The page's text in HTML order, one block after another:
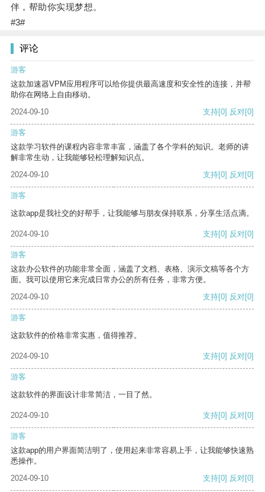
伴，帮助你实现梦想。
#3#
评论
游客
这款加速器VPM应用程序可以给你提供最高速度和安全性的连接，并帮
助你在网络上自由移动。
2024-09-10
支持[0] 反对[0]
游客
这款学习软件的课程内容非常丰富，涵盖了各个学科的知识。老师的讲
解非常生动，让我能够轻松理解知识点。
2024-09-10
支持[0] 反对[0]
游客
这款app是我社交的好帮手，让我能够与朋友保持联系，分享生活点滴。
2024-09-10 支持[0] 反对[0]
游客
这款办公软件的功能非常全面，涵盖了文档、表格、演示文稿等各个方
面。我可以使用它来完成日常办公的所有任务，非常方便。
2024-09-10
支持[0] 反对[0]
游客
这款软件的价格非常实惠，值得推荐。
2024-09-10 支持[0] 反对[0]
游客
这款软件的界面设计非常简洁，一目了然。
2024-09-10 支持[0] 反对[0]
游客
这款app的用户界面简洁明了，使用起来非常容易上手，让我能够快速熟
悉操作。
2024-09-10
支持[0] 反对[0]